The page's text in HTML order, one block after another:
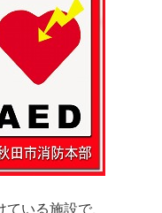
いる施設で、